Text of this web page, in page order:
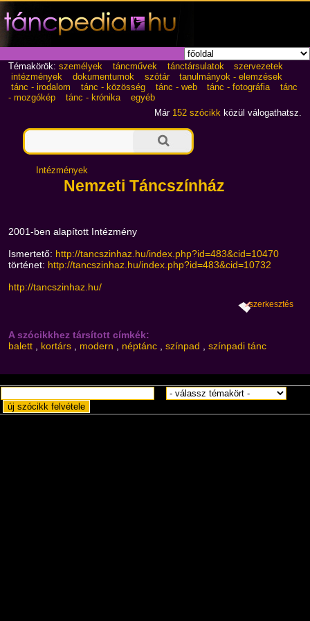
Témakörök: személyek táncművek tánctársulatok
szervezetek
intézmények
dokumentumok szótár
tanulmányok - elemzések
tánc - irodalom
tánc - közösség tánc - web tánc - fotográfia
tánc
- mozgókép
tánc - krónika
egyéb
Már 152 szócikk közül válogathatsz.
Intézmények
Nemzeti Táncszínház
2001-ben alapított Intézmény
Ismertető: http://tancszinhaz.hu/index.php?id=483&cid=10470
történet: http://tancszinhaz.hu/index.php?id=483&cid=10732
http://tancszinhaz.hu/
szerkesztés
A szócikkhez társított címkék:
balett
kortárs modern néptánc ,színpad ,színpadi tánc